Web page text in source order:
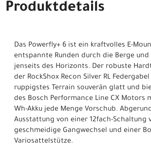
Produktdetails
Das Powerfly+ 6 ist ein kraftvolles E-
entspannte Runden durch die Berge
jenseits des Horizonts. Der robuste
der RockShox Recon Silver RL
ruppigstes Terrain souverän glatt und
des Bosch Performance Line CX Motors
Wh-Akku jede Menge Vorschub.
Ausstattung von einer 12fach-Schaltung
geschmeidige Gangwechsel und einer
Variosattelstütze.